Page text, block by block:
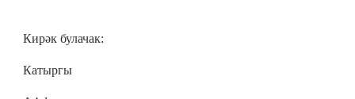
Кирәк булачак:
Катыргы